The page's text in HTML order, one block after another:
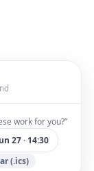
work for you?”
27 · 14:30
(.ics)